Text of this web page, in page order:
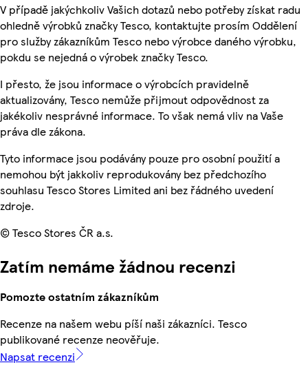
V případě jakýchkoliv Vašich dotazů nebo potřeby získat radu
ohledně výrobků značky Tesco, kontaktujte prosím Oddělení
pro služby zákazníkům Tesco nebo výrobce daného výrobku,
pokdu se nejedná o výrobek značky Tesco.
I přesto, že jsou informace o výrobcích pravidelně
aktualizovány, Tesco nemůže přijmout odpovědnost za
jakékoliv nesprávné informace. To však nemá vliv na Vaše
práva dle zákona.
Tyto informace jsou podávány pouze pro osobní použití a
nemohou být jakkoliv reprodukovány bez předchozího
souhlasu Tesco Stores Limited ani bez řádného uvedení
zdroje.
© Tesco Stores ČR a.s.
Zatím nemáme žádnou recenzi
Pomozte ostatním zákazníkům
Recenze na našem webu píší naši zákazníci. Tesco
publikované recenze neověřuje.
Napsat recenzi